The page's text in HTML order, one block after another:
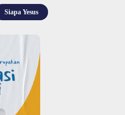
Siapa Yesus